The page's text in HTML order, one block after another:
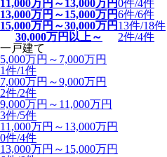
11,000万円～13,000万円0件/4件
13,000万円～15,000万円6件/6件
15,000万円～30,000万円 13件/18件
30,000万円以上～
2件/4件
一戸建て
5,000万円～7,000万円
1件/1件
7,000万円～9,000万円
2件/2件
9,000万円～11,000万円
3件/5件
11,000万円～13,000万円
0件/4件
13,000万円～15,000万円